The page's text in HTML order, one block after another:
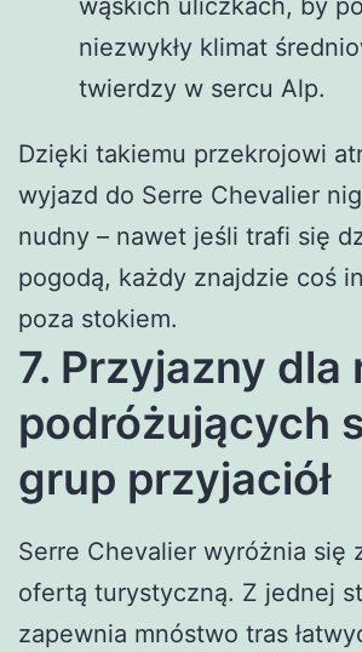
wąskich uliczkach, by
niezwykły klimat
twierdzy w sercu Alp.
Dzięki takiemu przekrojowi
wyjazd do Serre Chevalier
nudny – nawet jeśli trafi się
pogodą, każdy znajdzie coś
poza stokiem.
7. Przyjazny dla
podróżujących
grup przyjaciół
Serre Chevalier wyróżnia się
ofertą turystyczną. Z jednej
zapewnia mnóstwo tras